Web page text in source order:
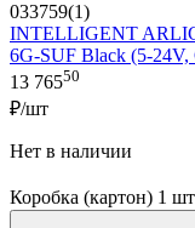
033759(1)
INTELLIGENT
6G-SUF Black (5-
13 76550
₽/шт
Нет в наличии
Коробка (картон) 1